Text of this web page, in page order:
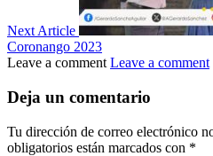
Next Article
Coronango 2023
Leave a comment Leave a comment
Deja un comentario
Tu dirección de correo electrónico
obligatorios están marcados con *